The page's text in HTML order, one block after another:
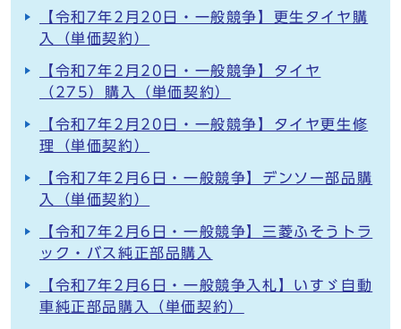
【令和7年2月20日・一般競争】更生タイヤ購
入（単価契約）
【令和7年2月20日・一般競争】タイヤ
（275）購入（単価契約）
【令和7年2月20日・一般競争】タイヤ更生修
理（単価契約）
【令和7年2月6日・一般競争】デンソー部品購
入（単価契約）
【令和7年2月6日・一般競争】三菱ふそうトラ
ック・バス純正部品購入
【令和7年2月6日・一般競争入札】いすゞ自動
車純正部品購入（単価契約）